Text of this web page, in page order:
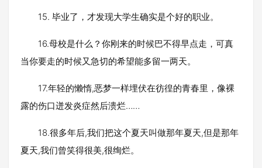
15. 毕业了，才发现大学生确实是个好的职业。
16.母校是什么？你刚来的时候巴不得早点走，可真
当你要走的时候又急切的希望能多留一两天。
17.年轻的懒惰,恶梦一样埋伏在彷徨的青春里，像裸
露的伤口迸发炎症然后溃烂……
18.很多年后,我们把这个夏天叫做那年夏天,但是那年
夏天,我们曾笑得很美,很绚烂。